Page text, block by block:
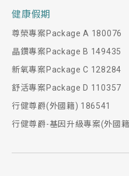
健康假期
尊榮專案Package A 180076
晶鑽專案Package B 149435
新氧專案Package C 128284
舒活專案Package D 110357
行健尊爵(外國籍) 186541
行健尊爵-基因升級專案(外國